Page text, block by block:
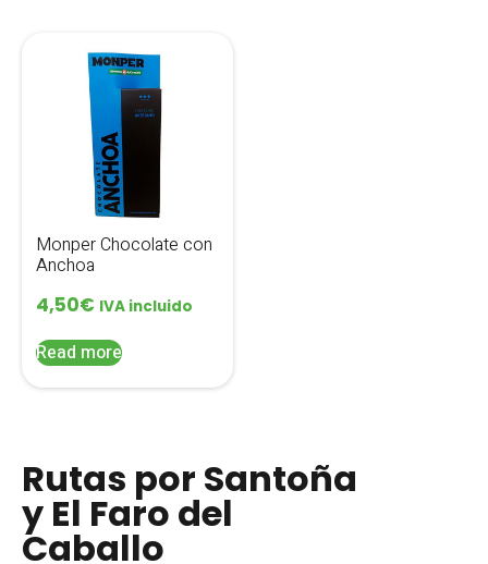
Monper Chocolate con
Anchoa
4,50€ IVA incluido
Read more
Rutas por Santoña
y El Faro del
Caballo